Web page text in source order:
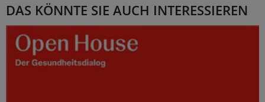
DAS KÖNNTE SIE AUCH INTERESSIEREN